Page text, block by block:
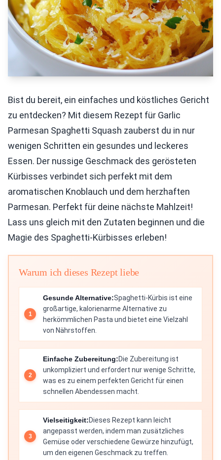
Bist du bereit, ein einfaches und köstliches Gericht
zu entdecken? Mit diesem Rezept für Garlic
Parmesan Spaghetti Squash zauberst du in nur
wenigen Schritten ein gesundes und leckeres
Essen. Der nussige Geschmack des gerösteten
Kürbisses verbindet sich perfekt mit dem
aromatischen Knoblauch und dem herzhaften
Parmesan. Perfekt für deine nächste Mahlzeit!
Lass uns gleich mit den Zutaten beginnen und die
Magie des Spaghetti-Kürbisses erleben!
Warum ich dieses Rezept liebe
Gesunde Alternative:Spaghetti-Kürbis ist eine
großartige, kalorienarme Alternative zu
herkömmlichen Pasta und bietet eine Vielzahl
von Nährstoffen.
Einfache Zubereitung:Die Zubereitung ist
unkompliziert und erfordert nur wenige Schritte,
was es zu einem perfekten Gericht für einen
schnellen Abendessen macht.
Vielseitigkeit:Dieses Rezept kann leicht
angepasst werden, indem man zusätzliches
Gemüse oder verschiedene Gewürze hinzufügt,
um den eigenen Geschmack zu treffen.